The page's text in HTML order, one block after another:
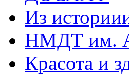
Из
НМДТ им.
Красота и